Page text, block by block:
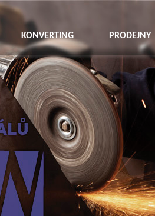
KONVERTING PRODEJNY